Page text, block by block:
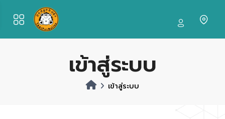
เข้าสู่ระบบ
เข้าสู่ระบบ